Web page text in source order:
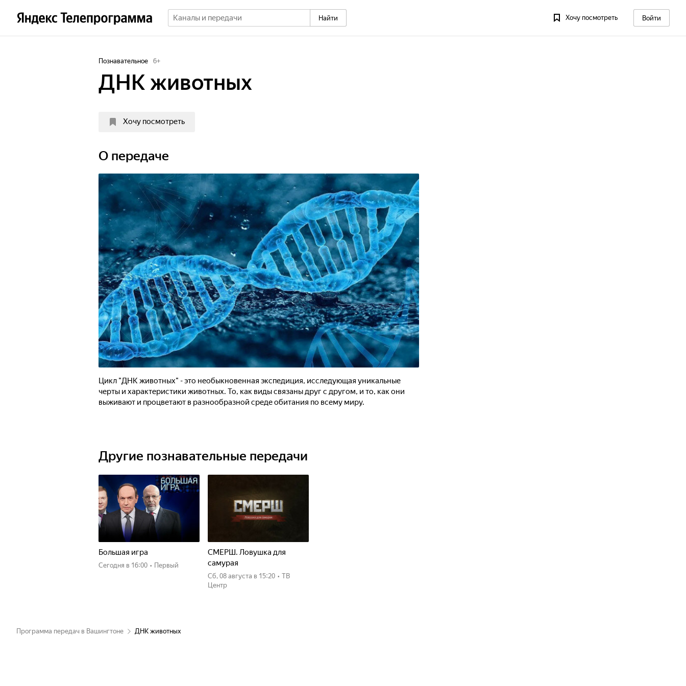
Найти Хочу посмотреть Войти
Познавательное 6+
ДНК животных
Хочу посмотреть
О передаче
Цикл "ДНК животных" - это необыкновенная экспедиция, исследующая уникальные
черты и характеристики животных. То, как виды связаны друг с другом, и то, как они
выживают и процветают в разнообразной среде обитания по всему миру.
Другие познавательные передачи
Большая игра
Сегодня в 16:00 • Первый
СМЕРШ. Ловушка для
самурая
сб, 08 августа в 15:20 • ТВ
Центр
Программа передач в Вашингтоне ДНК животных